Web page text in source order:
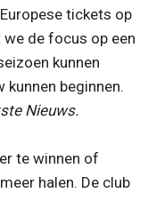
tickets op
de focus op een
kunnen
kunnen beginnen.
Nieuws.
te winnen of
halen. De club